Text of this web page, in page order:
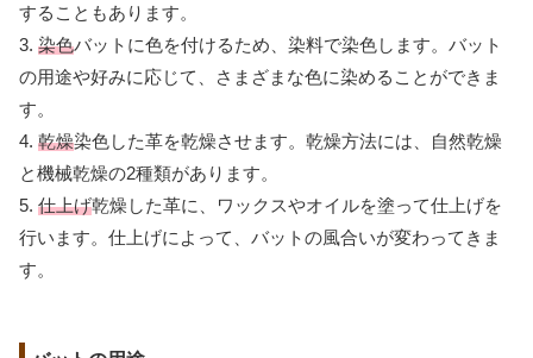
することもあります。
3. 染色バットに色を付けるため、染料で染色します。バット
の用途や好みに応じて、さまざまな色に染めることができま
す。
4. 乾燥染色した革を乾燥させます。乾燥方法には、自然乾燥
と機械乾燥の2種類があります。
5. 仕上げ乾燥した革に、ワックスやオイルを塗って仕上げを
行います。仕上げによって、バットの風合いが変わってきま
す。